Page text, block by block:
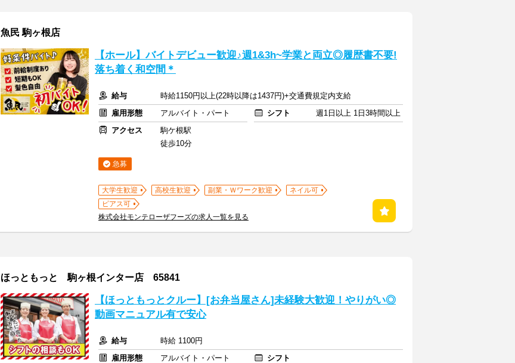
魚民 駒ヶ根店
【ホール】バイトデビュー歓迎♪週1&3h~学業と両立◎履歴書不要!
落ち着く和空間＊
給与
時給1150円以上(22時以降は1437円)+交通費規定内支給
雇用形態
アルバイト・パート シフト
週1日以上 1日3時間以上
アクセス
駒ケ根駅
徒歩10分
急募
大学生歓迎 高校生歓迎 副業・Ｗワーク歓迎
ネイル可
ピアス可
株式会社モンテローザフーズの求人一覧を見る
ほっともっと 駒ヶ根インター店 65841
【ほっともっとクルー】[お弁当屋さん]未経験大歓迎！やりがい◎
動画マニュアル有で安心
給与
時給 1100円
雇用形態
アルバイト・パート
シフト